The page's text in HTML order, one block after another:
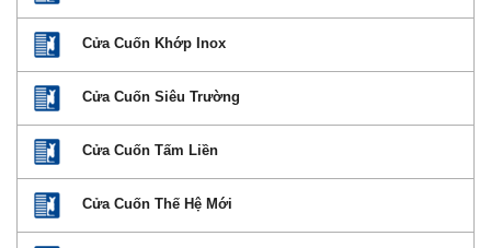
Cửa Cuốn Khớp Inox
Cửa Cuốn Siêu Trường
Cửa Cuốn Tấm Liền
Cửa Cuốn Thế Hệ Mới